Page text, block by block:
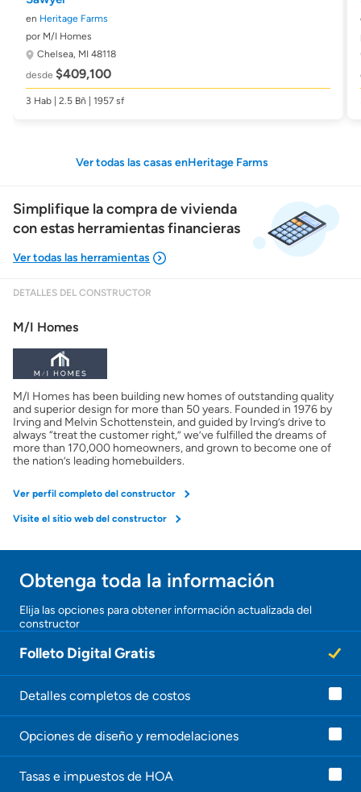
en Heritage Farms
por M/I Homes
Chelsea, MI 48118
desde $409,100
3 Hab | 2.5 Bñ | 1957 sf
Ver todas las casas enHeritage Farms
Simplifique la compra de vivienda
con estas herramientas financieras
Obtener mi puntaje de crédito
Calcular mi hipoteca
Obtener Aprobación Previa
Seguro de propietarios
Obtener ofertas por mi casa
DETALLES DEL CONSTRUCTOR
M/I Homes
M/I Homes has been building new homes of outstanding quality
and superior design for more than 50 years. Founded in 1976 by
Irving and Melvin Schottenstein, and guided by Irving’s drive to
always “treat the customer right,” we’ve fulfilled the dreams of
more than 170,000 homeowners, and grown to become one of
the nation’s leading homebuilders.
Ver perfil completo del constructor
Visite el sitio web del constructor
Obtenga toda la información
Elija las opciones para obtener información actualizada del
constructor
Folleto Digital Gratis
Detalles completos de costos
Opciones de diseño y remodelaciones
Tasas e impuestos de HOA